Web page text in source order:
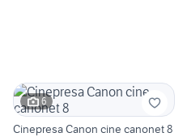
6
Cinepresa Canon cine canonet 8